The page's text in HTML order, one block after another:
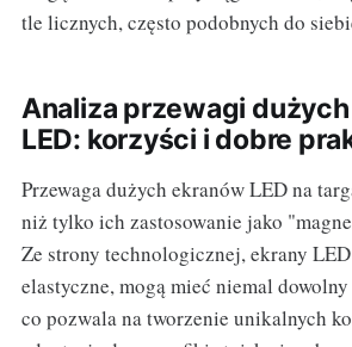
tle licznych, często podobnych do
Analiza przewagi
LED: korzyści i dobre
Przewaga dużych ekranów LED na
niż tylko ich zastosowanie jako
Ze strony technologicznej, ekrany
elastyczne, mogą mieć niemal
co pozwala na tworzenie unikalnych